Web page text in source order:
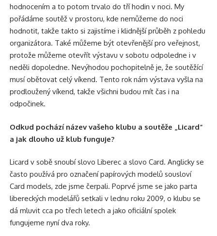
hodnocením a to potom trvalo do tří hodin v noci. My
pořádáme soutěž v prostoru, kde nemůžeme do noci
hodnotit, takže takto si zajistíme i klidnější průběh z pohledu
organizátora. Také můžeme být otevřenější pro veřejnost,
protože můžeme otevřít výstavu v sobotu odpoledne i v
neděli dopoledne. Nevýhodou pochopitelně je, že soutěžící
musí obětovat celý víkend. Tento rok nám výstava vyšla na
prodloužený víkend, takže všichni budou mít čas i na
odpočinek.
Odkud pochází název vašeho klubu a soutěže „Licard“
a jak dlouho už klub funguje?
Licard v sobě snoubí slovo Liberec a slovo Card. Anglicky se
často používá pro označení papírových modelů sousloví
Card models, zde jsme čerpali. Poprvé jsme se jako parta
libereckých modelářů setkali v lednu roku 2009, o klubu se
dá mluvit cca po třech letech a jako oficiální spolek
fungujeme nyní dva roky.